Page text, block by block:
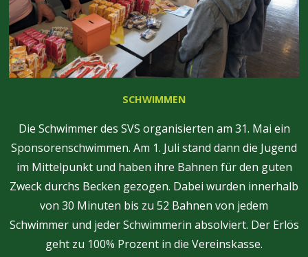
SCHWIMMEN
Die Schwimmer des SVS organisierten am 31. Mai ein
Sponsorenschwimmen. Am 1. Juli stand dann die Jugend
im Mittelpunkt und haben ihre Bahnen für den guten
Zweck durchs Becken gezogen. Dabei wurden innerhalb
von 30 Minuten bis zu 52 Bahnen von jedem
Schwimmer und jeder Schwimmerin absolviert. Der Erlös
geht zu 100% Prozent in die Vereinskasse.